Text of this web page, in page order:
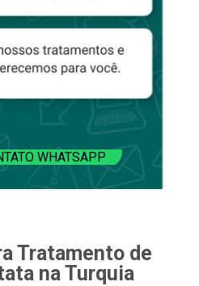
WHATSAPP
Tratamento de
na Turquia